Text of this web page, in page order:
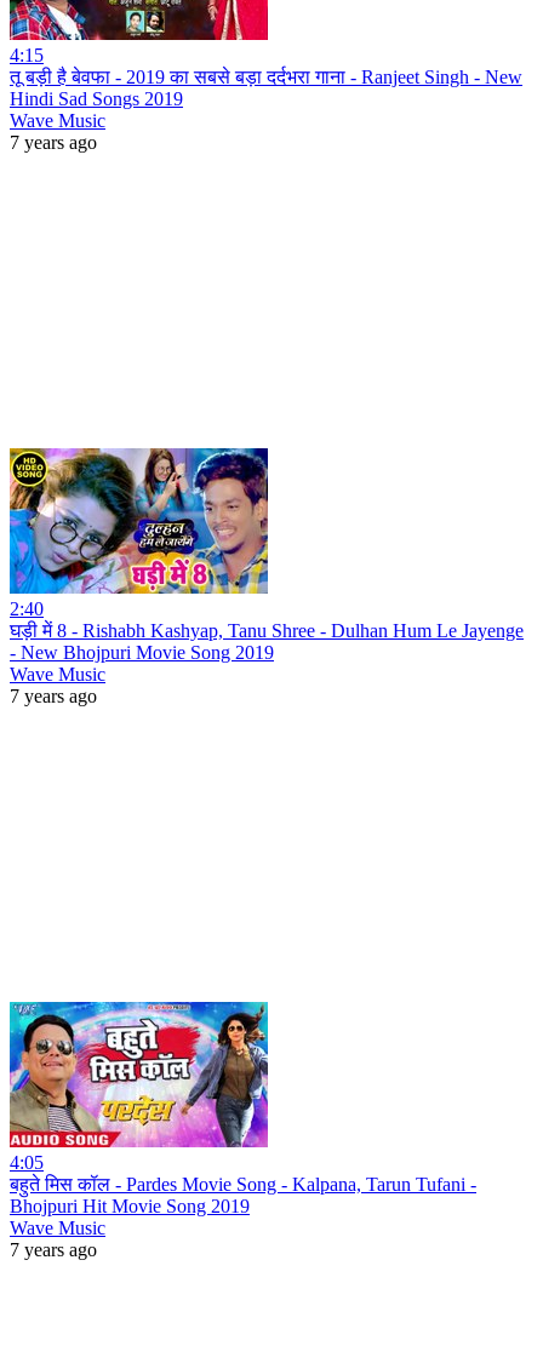
4:15
तू बड़ी है बेवफा - 2019 का सबसे बड़ा दर्दभरा गाना - Ranjeet Singh - New
Hindi Sad Songs 2019
Wave Music
7 years ago
2:40
घड़ी में 8 - Rishabh Kashyap, Tanu Shree - Dulhan Hum Le Jayenge
- New Bhojpuri Movie Song 2019
Wave Music
7 years ago
4:05
बहुते मिस कॉल - Pardes Movie Song - Kalpana, Tarun Tufani -
Bhojpuri Hit Movie Song 2019
Wave Music
7 years ago